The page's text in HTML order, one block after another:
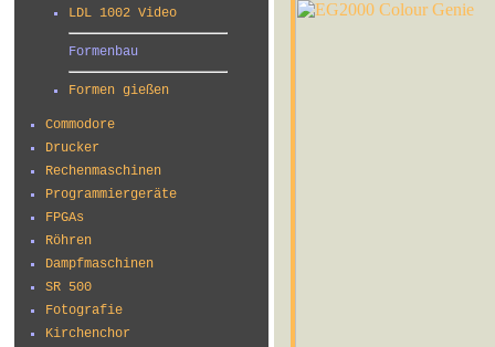
LDL 1002 Video
Formenbau
Formen gießen
Commodore
Drucker
Rechenmaschinen
Programmiergeräte
FPGAs
Röhren
Dampfmaschinen
SR 500
Fotografie
Kirchenchor